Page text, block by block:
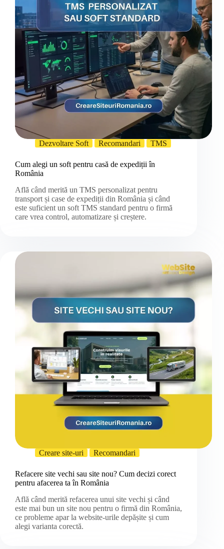
Dezvoltare Soft Recomandari TMS
Cum alegi un soft pentru casă de expediții în
România
Află când merită un TMS personalizat pentru
transport și case de expediții din România și când
este suficient un soft TMS standard pentru o firmă
care vrea control, automatizare și creștere.
Creare site-uri Recomandari
Refacere site vechi sau site nou? Cum decizi corect
pentru afacerea ta în România
Află când merită refacerea unui site vechi și când
este mai bun un site nou pentru o firmă din România,
ce probleme apar la website-urile depășite și cum
alegi varianta corectă.